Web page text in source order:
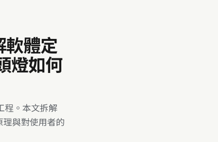
軟體定
燈如何
程。本文拆解
理與對使用者的